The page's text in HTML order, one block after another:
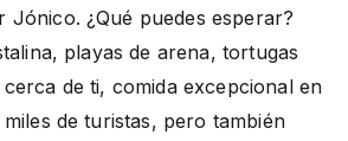
Jónico. ¿Qué puedes esperar?
playas de arena, tortugas
de ti, comida excepcional en
de turistas, pero también